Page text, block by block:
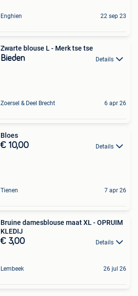
Enghien 22 sep 23
Zwarte blouse L - Merk tse tse
Bieden Details
Zoersel & Deel Brecht 6 apr 26
Bloes
€ 10,00 Details
Tienen 7 apr 26
Bruine damesblouse maat XL - OPRUIM
KLEDIJ
€ 3,00 Details
Lembeek 26 jul 26